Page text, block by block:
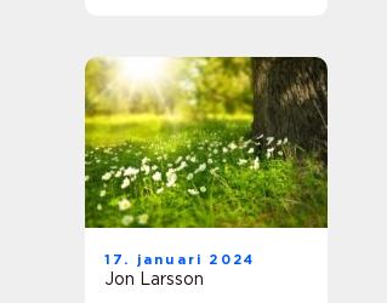
17. januari 2024
Jon Larsson